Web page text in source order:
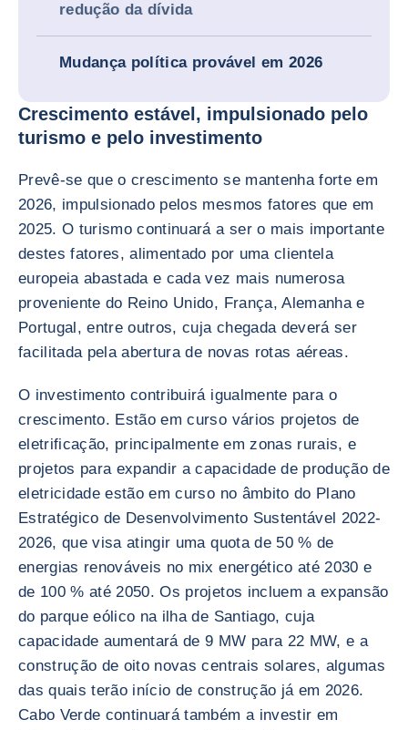
redução da dívida
Mudança política provável em 2026
Crescimento estável, impulsionado pelo
turismo e pelo investimento
Prevê-se que o crescimento se mantenha forte em
2026, impulsionado pelos mesmos fatores que em
2025. O turismo continuará a ser o mais importante
destes fatores, alimentado por uma clientela
europeia abastada e cada vez mais numerosa
proveniente do Reino Unido, França, Alemanha e
Portugal, entre outros, cuja chegada deverá ser
facilitada pela abertura de novas rotas aéreas.
O investimento contribuirá igualmente para o
crescimento. Estão em curso vários projetos de
eletrificação, principalmente em zonas rurais, e
projetos para expandir a capacidade de produção de
eletricidade estão em curso no âmbito do Plano
Estratégico de Desenvolvimento Sustentável 2022-
2026, que visa atingir uma quota de 50 % de
energias renováveis no mix energético até 2030 e
de 100 % até 2050. Os projetos incluem a expansão
do parque eólico na ilha de Santiago, cuja
capacidade aumentará de 9 MW para 22 MW, e a
construção de oito novas centrais solares, algumas
das quais terão início de construção já em 2026.
Cabo Verde continuará também a investir em